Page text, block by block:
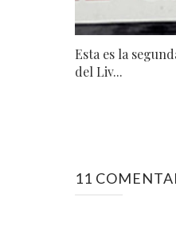
Esta es la
del Liv...
11